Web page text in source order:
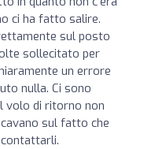
ci ha fatto salire.
sul posto
sollecitato per
un errore
nulla. Ci sono
volo di ritorno non
sul fatto che